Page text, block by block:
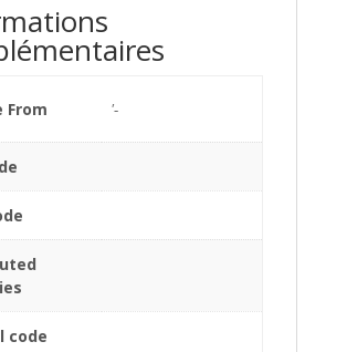
From '-
code